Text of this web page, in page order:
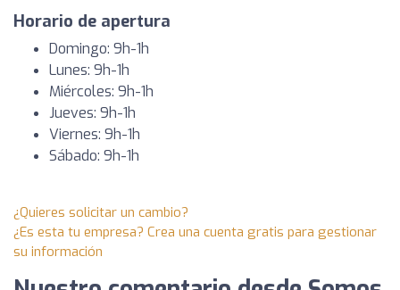
Horario de apertura
Domingo: 9h-1h
Lunes: 9h-1h
Miércoles: 9h-1h
Jueves: 9h-1h
Viernes: 9h-1h
Sábado: 9h-1h
¿Quieres solicitar un cambio?
¿Es esta tu empresa? Crea una cuenta gratis para gestionar
su información